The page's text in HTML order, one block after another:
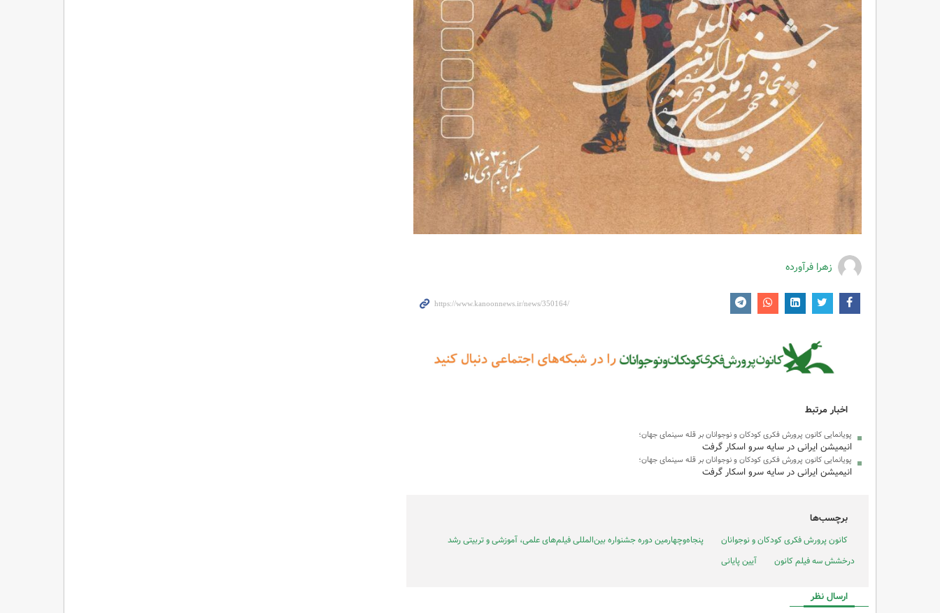
زهرا فرآورده
اخبار مرتبط
پویانمایی کانون پرورش فکری کودکان و نوجوانان بر قله سینمای جهان؛
انیمیشن ایرانی در سایه سرو اسکار گرفت
پویانمایی کانون پرورش فکری کودکان و نوجوانان بر قله سینمای جهان؛
انیمیشن ایرانی در سایه سرو اسکار گرفت
برچسب‌ها
کانون پرورش فکری کودکان و نوجوانان
پنجاه‌وچهارمین دوره جشنواره بین‌المللی فیلم‌های علمی، آموزشی و تربیتی رشد
درخشش سه فیلم کانون
آیین پایانی
ارسال نظر